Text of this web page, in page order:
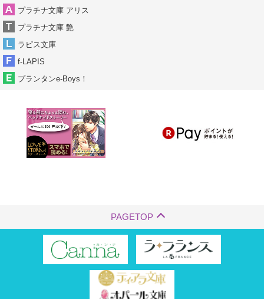
プラチナ文庫 アリス
プラチナ文庫 艶
ラピス文庫
f-LAPIS
プランタンe-Boys！
PAGETOP